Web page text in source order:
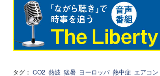
タグ： CO2 熱波 猛暑 ヨーロッパ 熱中症 エアコン